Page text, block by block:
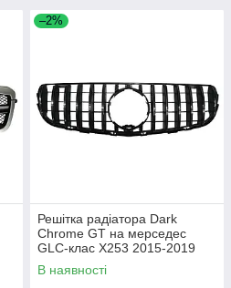
–2%
Решітка радіатора Dark
Chrome GT на мерседес
GLC-клас X253 2015-2019
року
В наявності